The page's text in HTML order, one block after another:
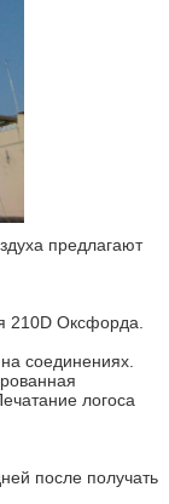
предлагают
210D Оксфорда.
соединениях.
логоса
после получать